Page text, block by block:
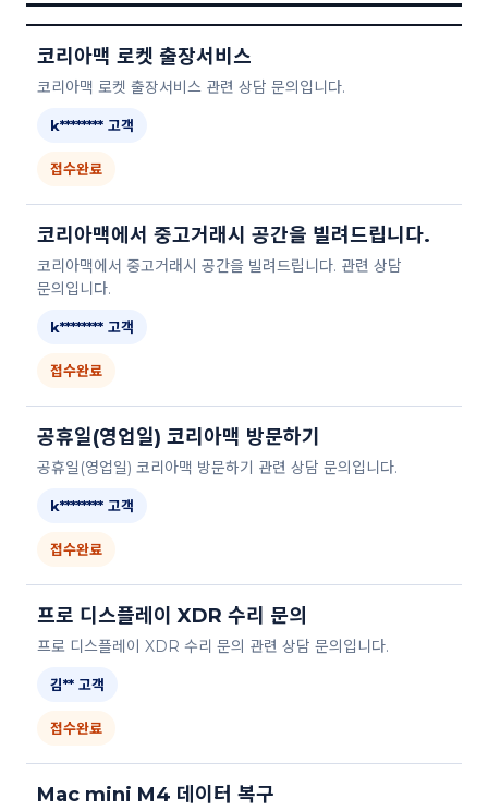
코리아맥 로켓 출장서비스
코리아맥 로켓 출장서비스 관련 상담 문의입니다.
k******** 고객
접수완료
코리아맥에서 중고거래시 공간을 빌려드립니다.
코리아맥에서 중고거래시 공간을 빌려드립니다. 관련 상담
문의입니다.
k******** 고객
접수완료
공휴일(영업일) 코리아맥 방문하기
공휴일(영업일) 코리아맥 방문하기 관련 상담 문의입니다.
k******** 고객
접수완료
프로 디스플레이 XDR 수리 문의
프로 디스플레이 XDR 수리 문의 관련 상담 문의입니다.
김** 고객
접수완료
Mac mini M4 데이터 복구